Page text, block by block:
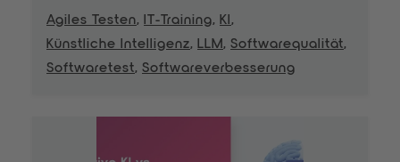
Agiles Testen, IT-Training, KI ,
Künstliche Intelligenz, LLM, Softwarequalität,
Softwaretest, Softwareverbesserung